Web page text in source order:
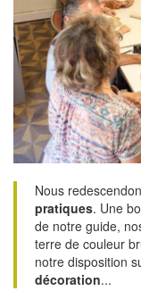
Nous
pratiques. Une
de notre guide,
terre de couleur
notre disposition
décoration...